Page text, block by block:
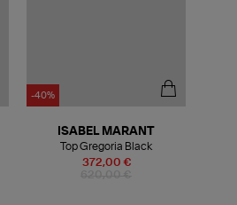
-40%
372,00 €
ISABEL MARANT
Top Gregoria Black